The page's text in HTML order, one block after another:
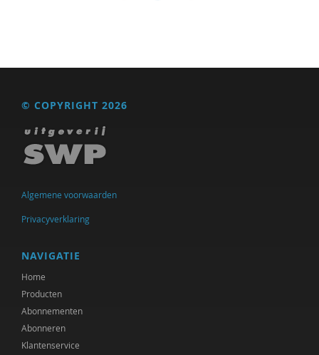
Ruben Jacobs
Michiel Korthals
Harry Kunneman
Harry Kunneman
Wouter Kusters
© COPYRIGHT 2026
Algemene voorwaarden
Privacyverklaring
NAVIGATIE
Home
Producten
Abonnementen
Abonneren
Klantenservice